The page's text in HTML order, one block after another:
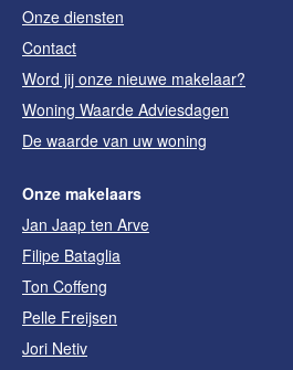
Onze diensten
Contact
Word jij onze nieuwe makelaar?
Woning Waarde Adviesdagen
De waarde van uw woning
Onze makelaars
Jan Jaap ten Arve
Filipe Bataglia
Ton Coffeng
Pelle Freijsen
Jori Netiv